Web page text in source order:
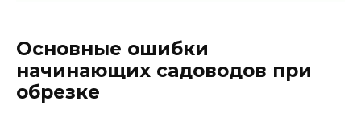
Основные ошибки
начинающих садоводов при
обрезке